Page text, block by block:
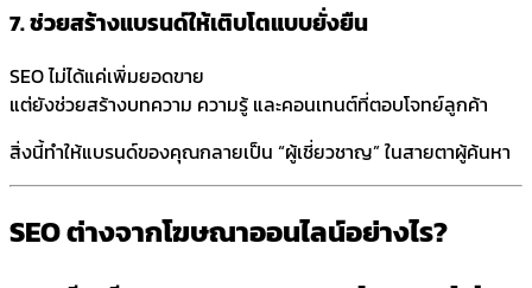
7. ช่วยสร้างแบรนด์ให้เติบโตแบบยั่งยืน
SEO ไม่ได้แค่เพิ่มยอดขาย
แต่ยังช่วยสร้างบทความ ความรู้ และคอนเทนต์ที่ตอบโจทย์ลูกค้า
สิ่งนี้ทำให้แบรนด์ของคุณกลายเป็น “ผู้เชี่ยวชาญ” ในสายตาผู้ค้นหา
SEO ต่างจากโฆษณาออนไลน์อย่างไร?